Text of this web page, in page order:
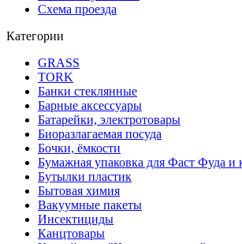
Схема проезда
Категории
GRASS
TORK
Банки стеклянные
Барные аксессуары
Батарейки, электротовары
Биоразлагаемая посуда
Бочки, ёмкости
Бумажная упаковка для Фаст Фуда и
Бутылки пластик
Бытовая химия
Вакуумные пакеты
Инсектициды
Канцтовары